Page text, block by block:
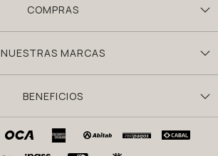
COMPRAS
NUESTRAS MARCAS
BENEFICIOS